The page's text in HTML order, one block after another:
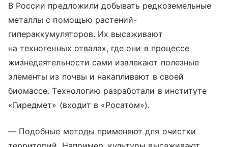
В России предложили добывать редкоземельные
металлы с помощью растений-
гипераккумуляторов. Их высаживают
на техногенных отвалах, где они в процессе
жизнедеятельности сами извлекают полезные
элементы из почвы и накапливают в своей
биомассе. Технологию разработали в институте
«Гиредмет» (входит в «Росатом»).
— Подобные методы применяют для очистки